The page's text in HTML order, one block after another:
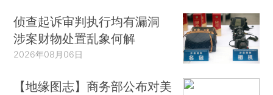
侦查起诉审判执行均有漏洞
涉案财物处置乱象何解
2026年08月06日
【地缘图志】商务部公布对美